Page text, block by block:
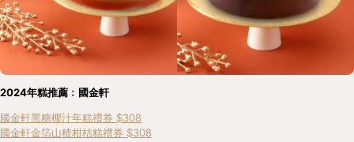
2024年糕推薦﹕國金軒
國金軒黑糖椰汁年糕禮券 $308
國金軒金箔山楂柑桔糕禮券 $308